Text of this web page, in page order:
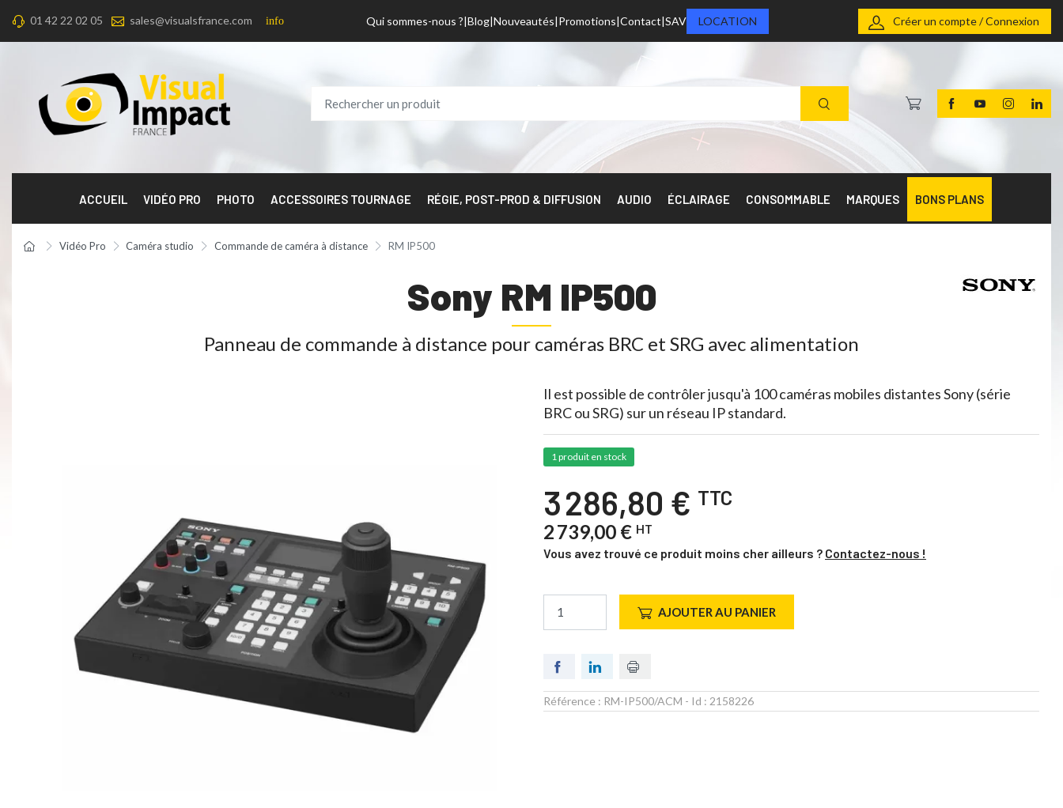
01 42 22 02 05 sales@visualsfrance.com info Qui sommes-nous ? Blog Nouveautés Promotions Contact SAV LOCATION Créer un compte / Connexion
ACCUEIL VIDÉO PRO PHOTO ACCESSOIRES TOURNAGE RÉGIE, POST-PROD & DIFFUSION AUDIO ÉCLAIRAGE CONSOMMABLE MARQUES BONS PLANS
Vidéo Pro Caméra studio Commande de caméra à distance RM IP500
Sony RM IP500
Panneau de commande à distance pour caméras BRC et SRG avec alimentation
Il est possible de contrôler jusqu'à 100 caméras mobiles distantes Sony (série
BRC ou SRG) sur un réseau IP standard.
1 produit en stock
3 286,80 € TTC
2 739,00 € HT
Vous avez trouvé ce produit moins cher ailleurs ? Contactez-nous !
AJOUTER AU PANIER
Référence : RM-IP500/ACM - Id : 2158226